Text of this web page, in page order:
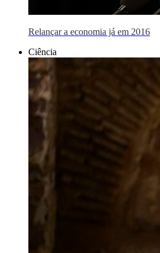
Relançar a economia já em 2016
Ciência